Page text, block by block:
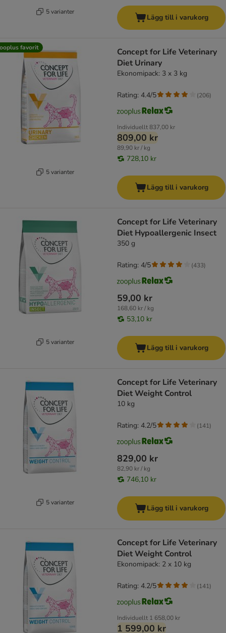
5 varianter
Lägg till i varukorg
favorit
5 varianter
Concept for Life Veterinary
Diet Urinary
Ekonomipack: 3 x 3 kg
Individuellt837,00 kr
809,00 kr
89,90 kr / kg
728,10 kr
Rating: 4.4/5 (206)
Lägg till i varukorg
5 varianter
Concept for Life Veterinary
Diet Hypoallergenic Insect
350 g
59,00 kr
168,60 kr / kg
53,10 kr
Rating: 4/5 (433)
Lägg till i varukorg
5 varianter
Concept for Life Veterinary
Diet Weight Control
10 kg
829,00 kr
82,90 kr / kg
746,10 kr
Rating: 4.2/5 (141)
Lägg till i varukorg
Concept for Life Veterinary
Diet Weight Control
Ekonomipack: 2 x 10 kg
Individuellt 1 658,00 kr
1 599,00 kr
Rating: 4.2/5 (141)